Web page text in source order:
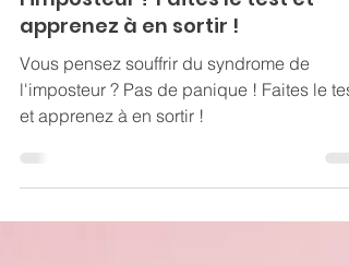
Connaissez-vous le syndrome
l’imposteur ? Faites le test et
apprenez à en sortir !
Vous pensez souffrir du syndrome de
l'imposteur ? Pas de panique ! Faites le test
et apprenez à en sortir !